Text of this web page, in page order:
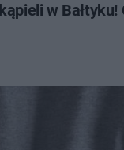
w Bałtyku!